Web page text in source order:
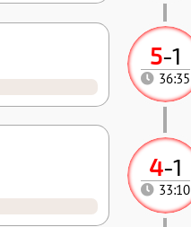
4-1
33:10
5-1
36:35